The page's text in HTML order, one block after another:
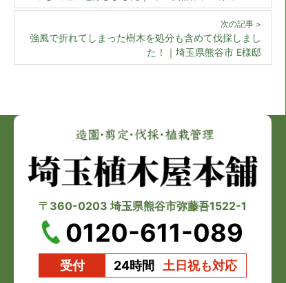
次の記事 >
強風で折れてしまった樹木を処分も含めて伐採しまし
た！｜埼玉県熊谷市 E様邸
〒360-0203 埼玉県熊谷市弥藤吾1522-1
0120-611-089
受付 24時間 土日祝も対応